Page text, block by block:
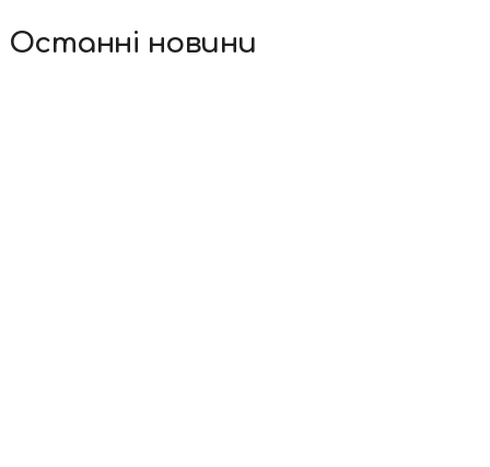
Останні новини